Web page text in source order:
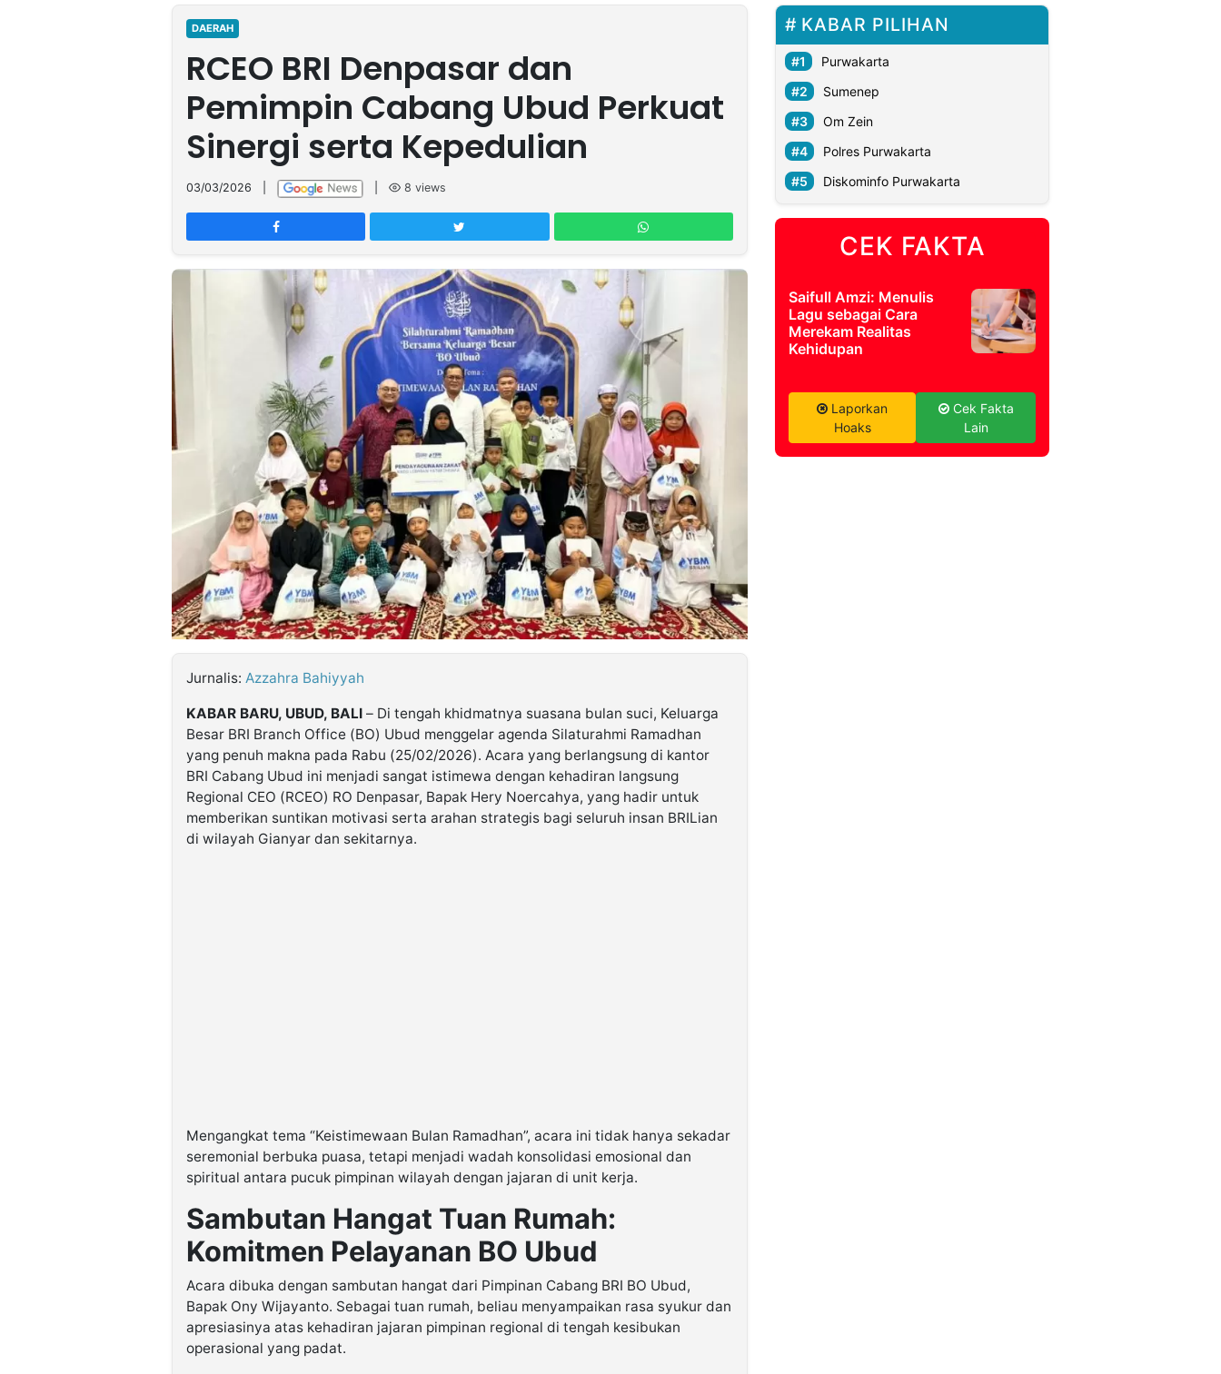
DAERAH
RCEO BRI Denpasar dan
Pemimpin Cabang Ubud Perkuat
Sinergi serta Kepedulian
03/03/2026 8 views
Jurnalis: Azzahra Bahiyyah
KABAR BARU, UBUD, BALI – Di tengah khidmatnya suasana bulan suci, Keluarga
Besar BRI Branch Office (BO) Ubud menggelar agenda Silaturahmi Ramadhan
yang penuh makna pada Rabu (25/02/2026). Acara yang berlangsung di kantor
BRI Cabang Ubud ini menjadi sangat istimewa dengan kehadiran langsung
Regional CEO (RCEO) RO Denpasar, Bapak Hery Noercahya, yang hadir untuk
memberikan suntikan motivasi serta arahan strategis bagi seluruh insan BRILian
di wilayah Gianyar dan sekitarnya.
Mengangkat tema “Keistimewaan Bulan Ramadhan”, acara ini tidak hanya sekadar
seremonial berbuka puasa, tetapi menjadi wadah konsolidasi emosional dan
spiritual antara pucuk pimpinan wilayah dengan jajaran di unit kerja.
Sambutan Hangat Tuan Rumah:
Komitmen Pelayanan BO Ubud
Acara dibuka dengan sambutan hangat dari Pimpinan Cabang BRI BO Ubud,
Bapak Ony Wijayanto. Sebagai tuan rumah, beliau menyampaikan rasa syukur dan
apresiasinya atas kehadiran jajaran pimpinan regional di tengah kesibukan
operasional yang padat.
KABAR PILIHAN
Purwakarta
Sumenep
Om Zein
Polres Purwakarta
Diskominfo Purwakarta
CEK FAKTA
Saifull Amzi: Menulis
Lagu sebagai Cara
Merekam Realitas
Kehidupan
Laporkan
Hoaks
Cek Fakta
Lain